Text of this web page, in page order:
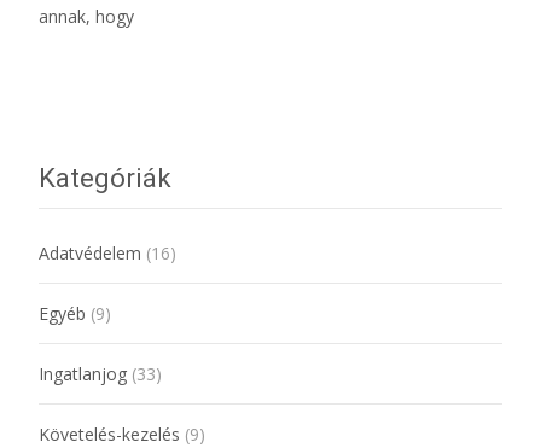
annak, hogy
Kategóriák
Adatvédelem (16)
Egyéb (9)
Ingatlanjog (33)
Követelés-kezelés (9)